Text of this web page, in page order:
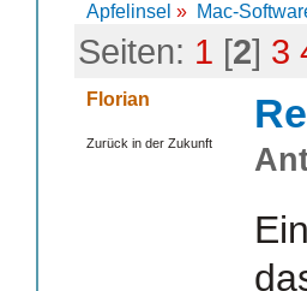
Apfelinsel » Mac-
Seiten: 1 [2] 3
Florian
Zurück in der Zukunft